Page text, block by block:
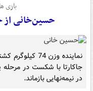
بازی های
حسین‌خانی از
جاکارتا با شکست در
در نیمه‌نهایی بازماند.